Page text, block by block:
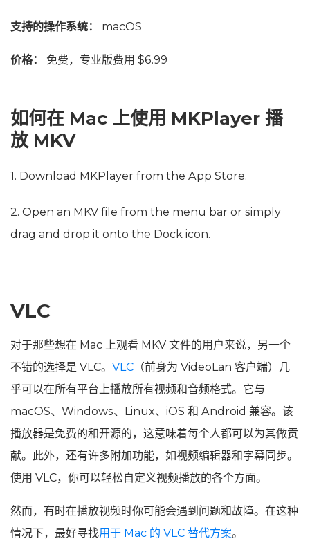
支持的操作系统： macOS
价格： 免费，专业版费用 $6.99
如何在 Mac 上使用 MKPlayer 播
放 MKV
1. Download MKPlayer from the App Store.
2. Open an MKV file from the menu bar or simply
drag and drop it onto the Dock icon.
VLC
对于那些想在 Mac 上观看 MKV 文件的用户来说，另一个
不错的选择是 VLC。 VLC （前身为 VideoLan 客户端）几
乎可以在所有平台上播放所有视频和音频格式。它与
macOS、Windows、Linux、iOS 和 Android 兼容。该
播放器是免费的和开源的，这意味着每个人都可以为其做贡
献。此外，还有许多附加功能，如视频编辑器和字幕同步。
使用 VLC，你可以轻松自定义视频播放的各个方面。
然而，有时在播放视频时你可能会遇到问题和故障。在这种
情况下，最好寻找用于 Mac 的 VLC 替代方案。